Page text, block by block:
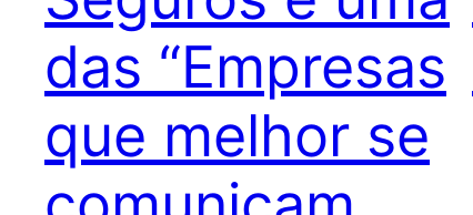
das “Empresas
que melhor se